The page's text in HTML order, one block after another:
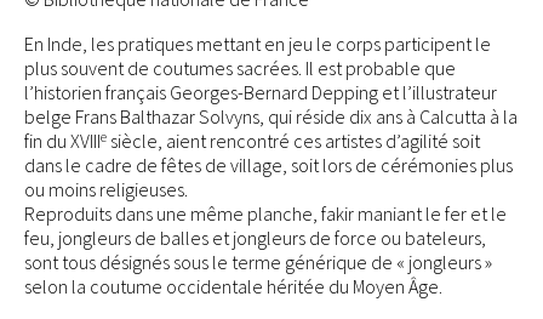
En Inde, les pratiques mettant en jeu le corps participent le
plus souvent de coutumes sacrées. Il est probable que
l’historien français Georges-Bernard Depping et l’illustrateur
belge Frans Balthazar Solvyns, qui réside dix ans à Calcutta à la
fin du XVIIIe siècle, aient rencontré ces artistes d’agilité soit
dans le cadre de fêtes de village, soit lors de cérémonies plus
ou moins religieuses.
Reproduits dans une même planche, fakir maniant le fer et le
feu, jongleurs de balles et jongleurs de force ou bateleurs,
sont tous désignés sous le terme générique de « jongleurs »
selon la coutume occidentale héritée du Moyen Âge.